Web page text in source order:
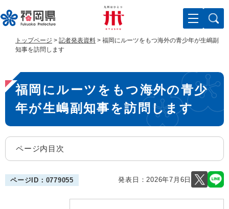
ー
ジ
す
。
ニ
ュ
し
て
へ
トップページ > 記者発表資料 > 福岡にルーツをもつ海外の青少年が生嶋副
知事を訪問します
本
文
福岡にルーツをもつ海外の青少
年が生嶋副知事を訪問します
ページ内目次
ページID：0779055 発表日：2026年7月6日